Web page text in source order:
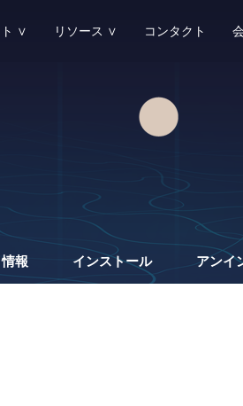
ルを復元する
どを復元する
∨
、返金に関するサポートを受ける
ス発送に関するサポートを受ける
リソース ∨
RecoveryFox AIに関する全ての情報を確
知識ライブラリ
データ復元関連の用語とトピックのライ
RecoveryFox AIに関するガイド、スト
コンタクト
会社に関する情報を確認する
リセラープログラム
今すぐ参加してビジネスを成長さ
パートナー
弊社と提携して新しいチャンスを
報 インストール アンイ